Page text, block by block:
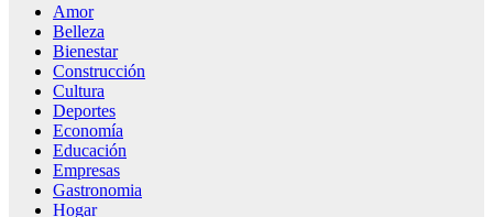
Amor
Belleza
Bienestar
Construcción
Cultura
Deportes
Economía
Educación
Empresas
Gastronomia
Hogar